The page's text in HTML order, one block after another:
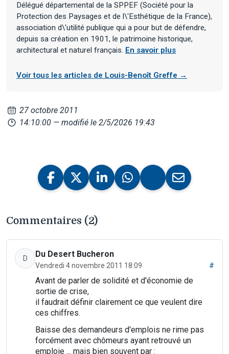
Délégué départemental de la SPPEF (Société pour la
Protection des Paysages et de l\'Esthétique de la France),
association d\'utilité publique qui a pour but de défendre,
depuis sa création en 1901, le patrimoine historique,
architectural et naturel français. En savoir plus
Voir tous les articles de Louis-Benoît Greffe →
27 octobre 2011
14:10:00 — modifié le 2/5/2026 19:43
Commentaires (2)
D Du Desert Bucheron
Vendredi 4 novembre 2011 18:09 #
Avant de parler de solidité et d'économie de
sortie de crise,
il faudrait définir clairement ce que veulent dire
ces chiffres.
Baisse des demandeurs d'emplois ne rime pas
forcément avec chômeurs ayant retrouvé un
emploie ... mais bien souvent par :